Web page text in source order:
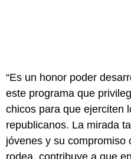
“Es un honor poder
este programa que
chicos para que ejerciten
republicanos. La mirada
jóvenes y su compromiso
rodea, contribuye a que